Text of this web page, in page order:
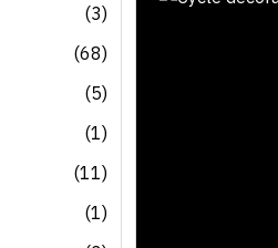
(3)
(68)
(5)
(1)
(11)
(1)